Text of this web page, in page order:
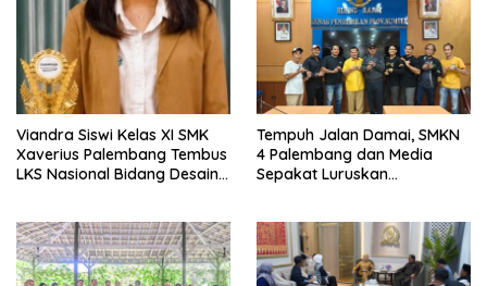
Viandra Siswi Kelas XI SMK
Xaverius Palembang Tembus
LKS Nasional Bidang Desain
Tempuh Jalan Damai, SMKN
4 Palembang dan Media
Sepakat Luruskan
Kondusif